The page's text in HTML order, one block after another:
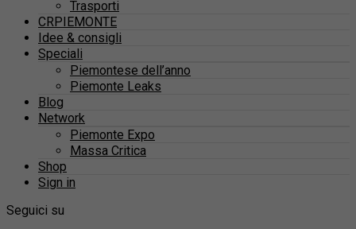
Trasporti
CRPIEMONTE
Idee & consigli
Speciali
Piemontese dell’anno
Piemonte Leaks
Blog
Network
Piemonte Expo
Massa Critica
Shop
Sign in
Seguici su